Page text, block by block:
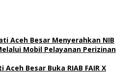
Aceh Besar Menyerahkan NIB
Mobil Pelayanan Perizinan
Aceh Besar Buka RIAB FAIR X